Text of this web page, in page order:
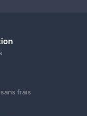
frais